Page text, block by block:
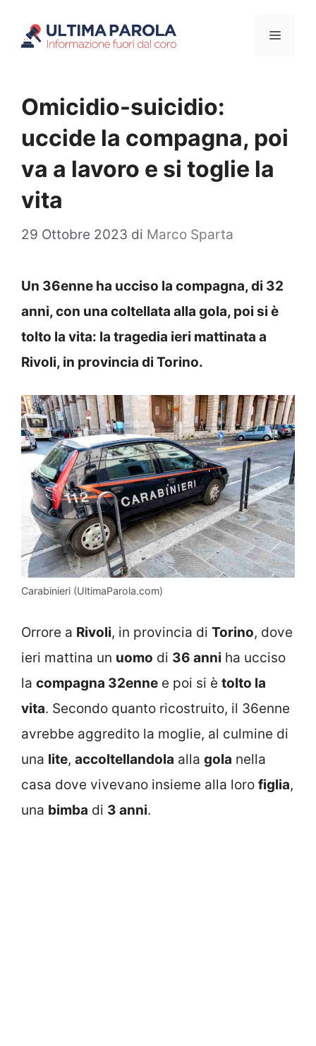
Menu
Omicidio-suicidio:
uccide la compagna, poi
va a lavoro e si toglie la
vita
29 Ottobre 2023 di Marco Sparta
Un 36enne ha ucciso la compagna, di 32
anni, con una coltellata alla gola, poi si è
tolto la vita: la tragedia ieri mattinata a
Rivoli, in provincia di Torino.
Carabinieri (UltimaParola.com)
Orrore a Rivoli, in provincia di Torino, dove
ieri mattina un uomo di 36 anni ha ucciso
la compagna 32enne e poi si è tolto la
vita. Secondo quanto ricostruito, il 36enne
avrebbe aggredito la moglie, al culmine di
una lite, accoltellandola alla gola nella
casa dove vivevano insieme alla loro figlia,
una bimba di 3 anni.